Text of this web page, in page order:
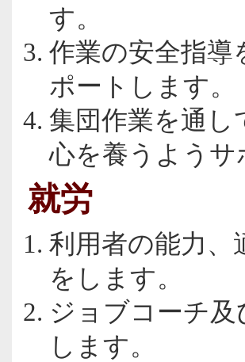
す。
作業の安全指導
ポートします。
集団作業を通
心を養うよう
就労
利用者の能力、
をします。
ジョブコーチ
します。